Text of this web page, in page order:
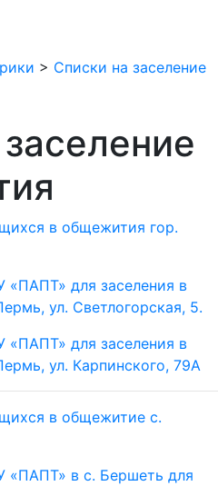
> Списки на заселение
в общежития гор.
для заселения в
ул. Светлогорская, 5.
для заселения в
ул. Карпинского, 79А
в общежитие с.
в с. Бершеть для